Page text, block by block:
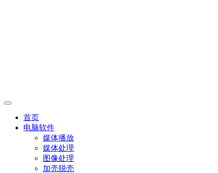
首页
电脑软件
媒体播放
媒体处理
图像处理
加壳脱壳